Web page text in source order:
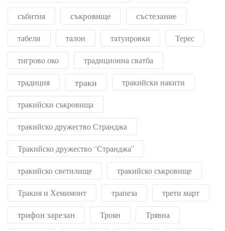
събития съкровище състезание
табели талон татуировки Терес
тигрово око традиционна сватба
традиция траки тракийски накити
тракийски съкровища
тракийско дружество Странджа
Тракийско дружество “Странджа”
тракийско светилище тракийско съкровище
Тракия и Хемимонт трапеза трети март
трифон зарезан Троян Трявна